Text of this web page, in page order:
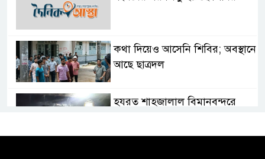
কথা দিয়েও আসেনি শিবির; অবস্থানে
আছে ছাত্রদল
হযরত শাহজালাল বিমানবন্দরে